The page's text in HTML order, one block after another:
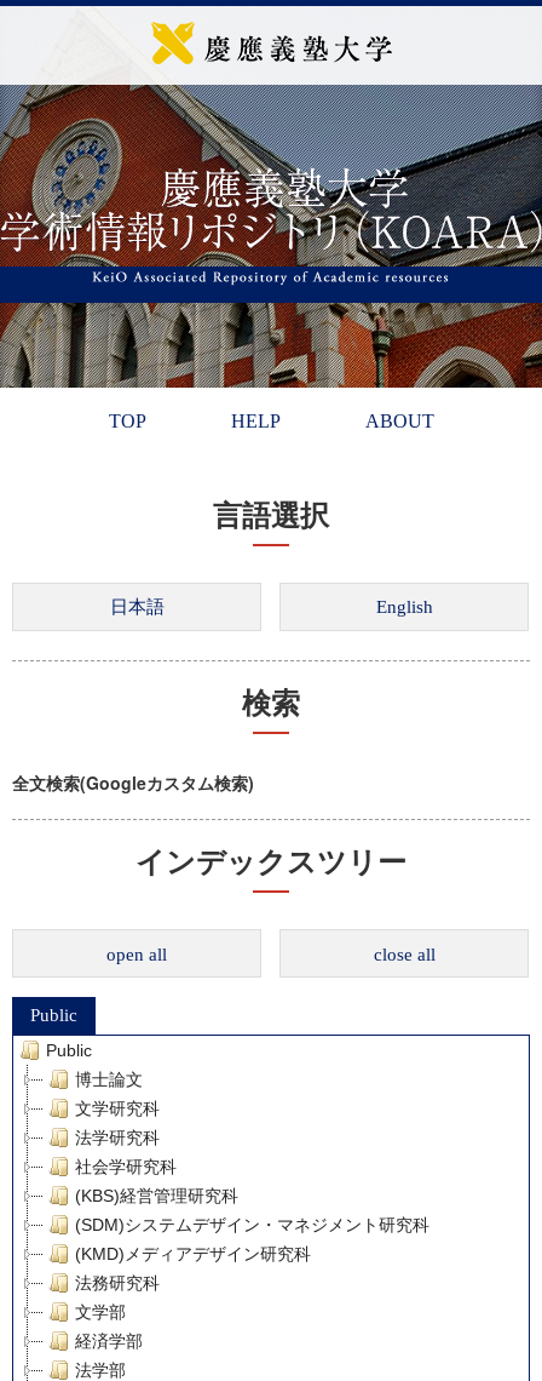
TOP HELP ABOUT
言語選択
検索
全文検索(Googleカスタム検索)
インデックスツリー
open all close all
Public
Public
博士論文
文学研究科
法学研究科
社会学研究科
(KBS)経営管理研究科
(SDM)システムデザイン・マネジメント研究科
(KMD)メディアデザイン研究科
法務研究科
文学部
経済学部
法学部